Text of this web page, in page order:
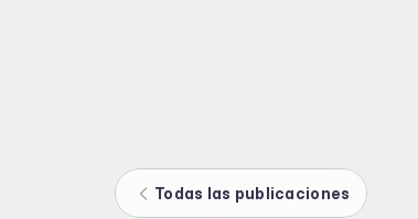
Todas las publicaciones